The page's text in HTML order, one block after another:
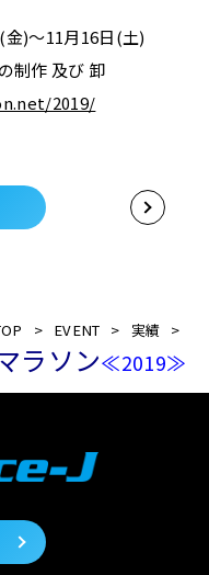
)～11月16日(土)
制作 及び 卸
2019/
> EVENT > 実績 >
ラソン≪2019≫